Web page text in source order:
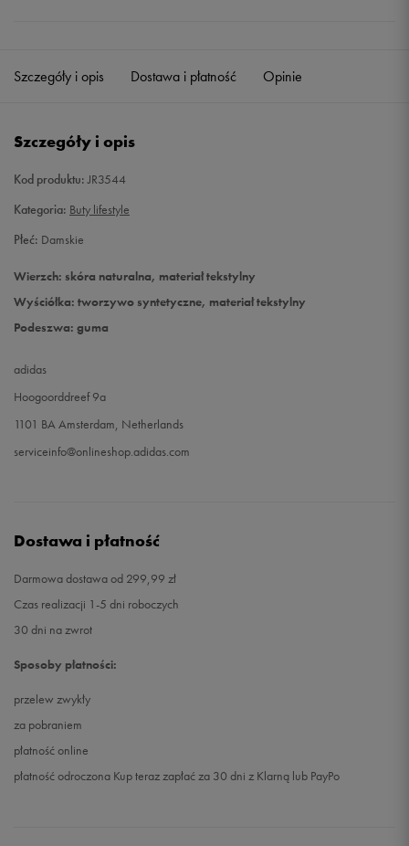
Szczegóły i opis Dostawa i płatność Opinie
Szczegóły i opis
Kod produktu:JR3544
Kategoria: Buty lifestyle
Płeć: Damskie
Wierzch: skóra naturalna, materiał tekstylny
Wyściółka: tworzywo syntetyczne, materiał tekstylny
Podeszwa: guma
adidas
Hoogoorddreef 9a
1101 BA Amsterdam, Netherlands
serviceinfo@onlineshop.adidas.com
Dostawa i płatność
Darmowa dostawa od 299,99 zł
Czas realizacji 1-5 dni roboczych
30 dni na zwrot
Sposoby płatności:
przelew zwykły
za pobraniem
płatność online
płatność odroczona Kup teraz zapłać za 30 dni z Klarną lub PayPo